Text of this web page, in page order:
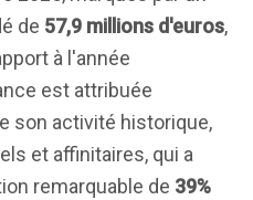
de 57,9 millions d'euros,
à l'année
est attribuée
son activité historique,
et affinitaires, qui a
remarquable de 39%